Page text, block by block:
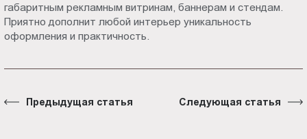
габаритным рекламным витринам, баннерам и стендам.
Приятно дополнит любой интерьер уникальность
оформления и практичность.
Предыдущая статья Следующая статья